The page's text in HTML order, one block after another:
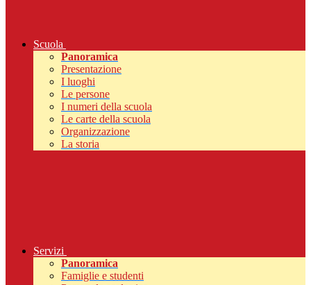
Scuola
Panoramica
Presentazione
I luoghi
Le persone
I numeri della scuola
Le carte della scuola
Organizzazione
La storia
Servizi
Panoramica
Famiglie e studenti